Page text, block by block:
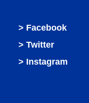
Facebook
Twitter
Instagram